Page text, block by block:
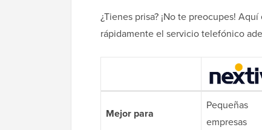
¿Tienes prisa? ¡No te preocupes!
rápidamente el servicio telefónico
Mejor para
Pequeñas
empresas